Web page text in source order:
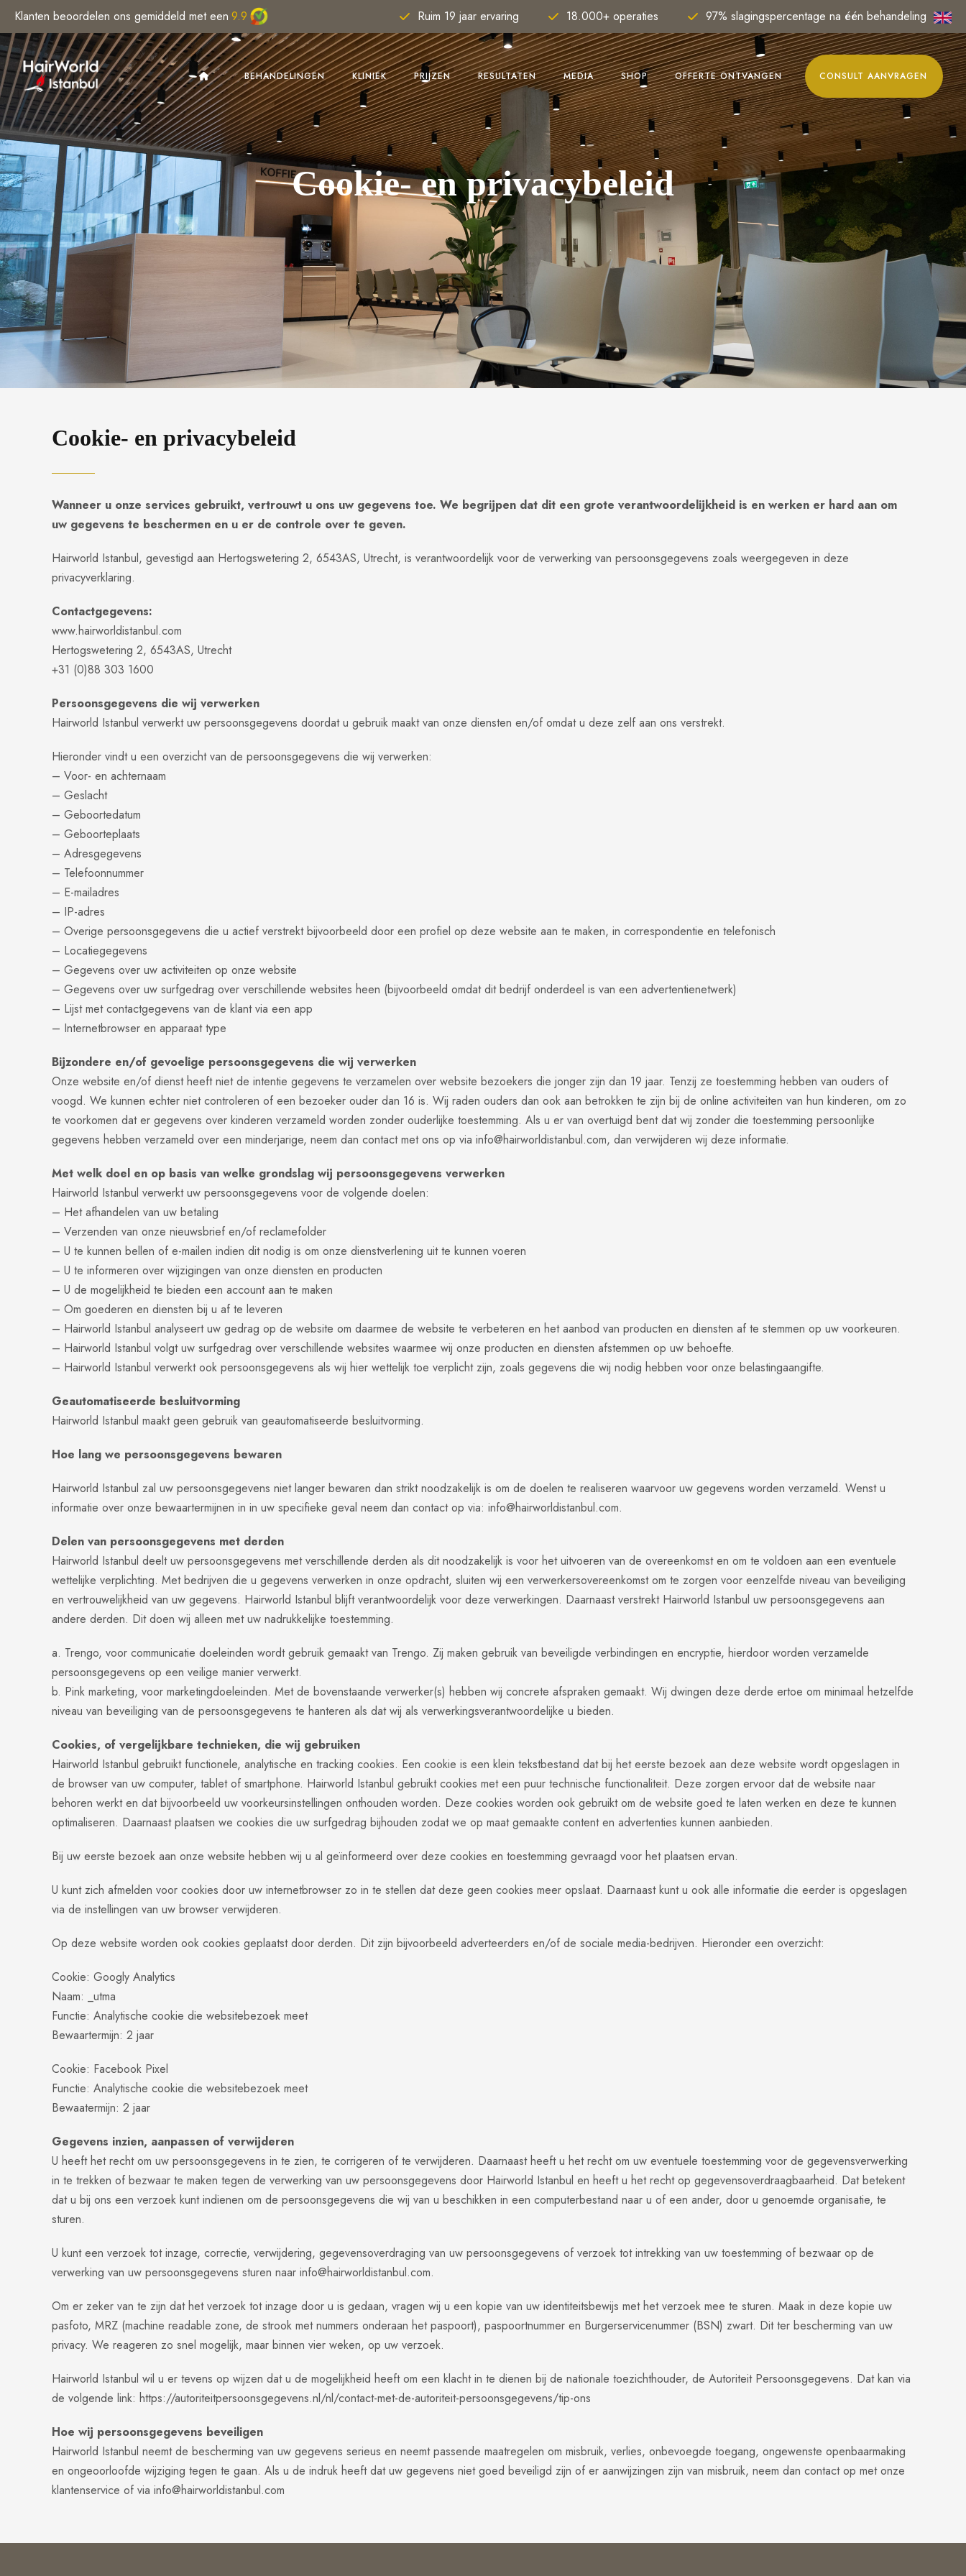
Klanten beoordelen ons gemiddeld met een 9.9 Ruim 19 jaar ervaring 18.000+ operaties 97% slagingspercentage na één behandeling
BEHANDELINGEN KLINIEK PRIJZEN RESULTATEN MEDIA SHOP OFFERTE ONTVANGEN CONSULT AANVRAGEN
Cookie- en privacybeleid
Cookie- en privacybeleid
Wanneer u onze services gebruikt, vertrouwt u ons uw gegevens toe. We begrijpen dat dit een grote verantwoordelijkheid is en werken er hard aan om
uw gegevens te beschermen en u er de controle over te geven.
Hairworld Istanbul, gevestigd aan Hertogswetering 2, 6543AS, Utrecht, is verantwoordelijk voor de verwerking van persoonsgegevens zoals weergegeven in deze
privacyverklaring.
Contactgegevens:
www.hairworldistanbul.com
Hertogswetering 2, 6543AS, Utrecht
+31 (0)88 303 1600
Persoonsgegevens die wij verwerken
Hairworld Istanbul verwerkt uw persoonsgegevens doordat u gebruik maakt van onze diensten en/of omdat u deze zelf aan ons verstrekt.
Hieronder vindt u een overzicht van de persoonsgegevens die wij verwerken:
– Voor- en achternaam
– Geslacht
– Geboortedatum
– Geboorteplaats
– Adresgegevens
– Telefoonnummer
– E-mailadres
– IP-adres
– Overige persoonsgegevens die u actief verstrekt bijvoorbeeld door een profiel op deze website aan te maken, in correspondentie en telefonisch
– Locatiegegevens
– Gegevens over uw activiteiten op onze website
– Gegevens over uw surfgedrag over verschillende websites heen (bijvoorbeeld omdat dit bedrijf onderdeel is van een advertentienetwerk)
– Lijst met contactgegevens van de klant via een app
– Internetbrowser en apparaat type
Bijzondere en/of gevoelige persoonsgegevens die wij verwerken
Onze website en/of dienst heeft niet de intentie gegevens te verzamelen over website bezoekers die jonger zijn dan 19 jaar. Tenzij ze toestemming hebben van ouders of
voogd. We kunnen echter niet controleren of een bezoeker ouder dan 16 is. Wij raden ouders dan ook aan betrokken te zijn bij de online activiteiten van hun kinderen, om zo
te voorkomen dat er gegevens over kinderen verzameld worden zonder ouderlijke toestemming. Als u er van overtuigd bent dat wij zonder die toestemming persoonlijke
gegevens hebben verzameld over een minderjarige, neem dan contact met ons op via info@hairworldistanbul.com, dan verwijderen wij deze informatie.
Met welk doel en op basis van welke grondslag wij persoonsgegevens verwerken
Hairworld Istanbul verwerkt uw persoonsgegevens voor de volgende doelen:
– Het afhandelen van uw betaling
– Verzenden van onze nieuwsbrief en/of reclamefolder
– U te kunnen bellen of e-mailen indien dit nodig is om onze dienstverlening uit te kunnen voeren
– U te informeren over wijzigingen van onze diensten en producten
– U de mogelijkheid te bieden een account aan te maken
– Om goederen en diensten bij u af te leveren
– Hairworld Istanbul analyseert uw gedrag op de website om daarmee de website te verbeteren en het aanbod van producten en diensten af te stemmen op uw voorkeuren.
– Hairworld Istanbul volgt uw surfgedrag over verschillende websites waarmee wij onze producten en diensten afstemmen op uw behoefte.
– Hairworld Istanbul verwerkt ook persoonsgegevens als wij hier wettelijk toe verplicht zijn, zoals gegevens die wij nodig hebben voor onze belastingaangifte.
Geautomatiseerde besluitvorming
Hairworld Istanbul maakt geen gebruik van geautomatiseerde besluitvorming.
Hoe lang we persoonsgegevens bewaren
Hairworld Istanbul zal uw persoonsgegevens niet langer bewaren dan strikt noodzakelijk is om de doelen te realiseren waarvoor uw gegevens worden verzameld. Wenst u
informatie over onze bewaartermijnen in in uw specifieke geval neem dan contact op via: info@hairworldistanbul.com.
Delen van persoonsgegevens met derden
Hairworld Istanbul deelt uw persoonsgegevens met verschillende derden als dit noodzakelijk is voor het uitvoeren van de overeenkomst en om te voldoen aan een eventuele
wettelijke verplichting. Met bedrijven die u gegevens verwerken in onze opdracht, sluiten wij een verwerkersovereenkomst om te zorgen voor eenzelfde niveau van beveiliging
en vertrouwelijkheid van uw gegevens. Hairworld Istanbul blijft verantwoordelijk voor deze verwerkingen. Daarnaast verstrekt Hairworld Istanbul uw persoonsgegevens aan
andere derden. Dit doen wij alleen met uw nadrukkelijke toestemming.
a. Trengo, voor communicatie doeleinden wordt gebruik gemaakt van Trengo. Zij maken gebruik van beveiligde verbindingen en encryptie, hierdoor worden verzamelde
persoonsgegevens op een veilige manier verwerkt.
b. Pink marketing, voor marketingdoeleinden. Met de bovenstaande verwerker(s) hebben wij concrete afspraken gemaakt. Wij dwingen deze derde ertoe om minimaal hetzelfde
niveau van beveiliging van de persoonsgegevens te hanteren als dat wij als verwerkingsverantwoordelijke u bieden.
Cookies, of vergelijkbare technieken, die wij gebruiken
Hairworld Istanbul gebruikt functionele, analytische en tracking cookies. Een cookie is een klein tekstbestand dat bij het eerste bezoek aan deze website wordt opgeslagen in
de browser van uw computer, tablet of smartphone. Hairworld Istanbul gebruikt cookies met een puur technische functionaliteit. Deze zorgen ervoor dat de website naar
behoren werkt en dat bijvoorbeeld uw voorkeursinstellingen onthouden worden. Deze cookies worden ook gebruikt om de website goed te laten werken en deze te kunnen
optimaliseren. Daarnaast plaatsen we cookies die uw surfgedrag bijhouden zodat we op maat gemaakte content en advertenties kunnen aanbieden.
Bij uw eerste bezoek aan onze website hebben wij u al geïnformeerd over deze cookies en toestemming gevraagd voor het plaatsen ervan.
U kunt zich afmelden voor cookies door uw internetbrowser zo in te stellen dat deze geen cookies meer opslaat. Daarnaast kunt u ook alle informatie die eerder is opgeslagen
via de instellingen van uw browser verwijderen.
Op deze website worden ook cookies geplaatst door derden. Dit zijn bijvoorbeeld adverteerders en/of de sociale media-bedrijven. Hieronder een overzicht:
Cookie: Googly Analytics
Naam: _utma
Functie: Analytische cookie die websitebezoek meet
Bewaartermijn: 2 jaar
Cookie: Facebook Pixel
Functie: Analytische cookie die websitebezoek meet
Bewaatermijn: 2 jaar
Gegevens inzien, aanpassen of verwijderen
U heeft het recht om uw persoonsgegevens in te zien, te corrigeren of te verwijderen. Daarnaast heeft u het recht om uw eventuele toestemming voor de gegevensverwerking
in te trekken of bezwaar te maken tegen de verwerking van uw persoonsgegevens door Hairworld Istanbul en heeft u het recht op gegevensoverdraagbaarheid. Dat betekent
dat u bij ons een verzoek kunt indienen om de persoonsgegevens die wij van u beschikken in een computerbestand naar u of een ander, door u genoemde organisatie, te
sturen.
U kunt een verzoek tot inzage, correctie, verwijdering, gegevensoverdraging van uw persoonsgegevens of verzoek tot intrekking van uw toestemming of bezwaar op de
verwerking van uw persoonsgegevens sturen naar info@hairworldistanbul.com.
Om er zeker van te zijn dat het verzoek tot inzage door u is gedaan, vragen wij u een kopie van uw identiteitsbewijs met het verzoek mee te sturen. Maak in deze kopie uw
pasfoto, MRZ (machine readable zone, de strook met nummers onderaan het paspoort), paspoortnummer en Burgerservicenummer (BSN) zwart. Dit ter bescherming van uw
privacy. We reageren zo snel mogelijk, maar binnen vier weken, op uw verzoek.
Hairworld Istanbul wil u er tevens op wijzen dat u de mogelijkheid heeft om een klacht in te dienen bij de nationale toezichthouder, de Autoriteit Persoonsgegevens. Dat kan via
de volgende link: https://autoriteitpersoonsgegevens.nl/nl/contact-met-de-autoriteit-persoonsgegevens/tip-ons
Hoe wij persoonsgegevens beveiligen
Hairworld Istanbul neemt de bescherming van uw gegevens serieus en neemt passende maatregelen om misbruik, verlies, onbevoegde toegang, ongewenste openbaarmaking
en ongeoorloofde wijziging tegen te gaan. Als u de indruk heeft dat uw gegevens niet goed beveiligd zijn of er aanwijzingen zijn van misbruik, neem dan contact op met onze
klantenservice of via info@hairworldistanbul.com